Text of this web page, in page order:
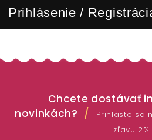
Prihlásenie /
Chcete dostávať
novinkách?
Prihláste sa
zľavu 2%